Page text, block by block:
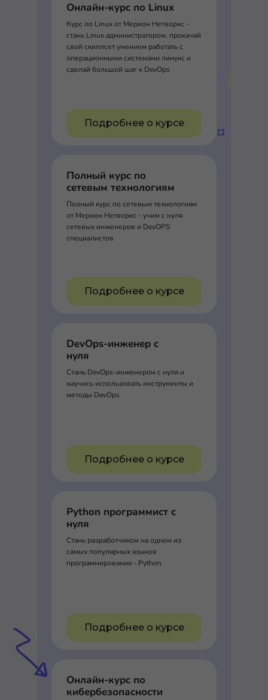
Онлайн-курс по Linux
Курс по Linux от Мерион Нетворкс -
стань Linux администратором, прокачай
свой скиллсет умением работать с
операционными системами линукс и
сделай большой шаг к DevOps
Подробнее о курсе
Полный курс по
сетевым технологиям
Полный курс по сетевым технологиям
от Мерион Нетворкс - учим с нуля
сетевых инженеров и DevOPS
специалистов
Подробнее о курсе
DevOps-инженер с
нуля
Стань DevOps-инженером с нуля и
научись использовать инструменты и
методы DevOps
Подробнее о курсе
Python программист с
нуля
Стань разработчиком на одном из
самых популярных языков
программирования - Python
Подробнее о курсе
Онлайн-курс по
кибербезопасности